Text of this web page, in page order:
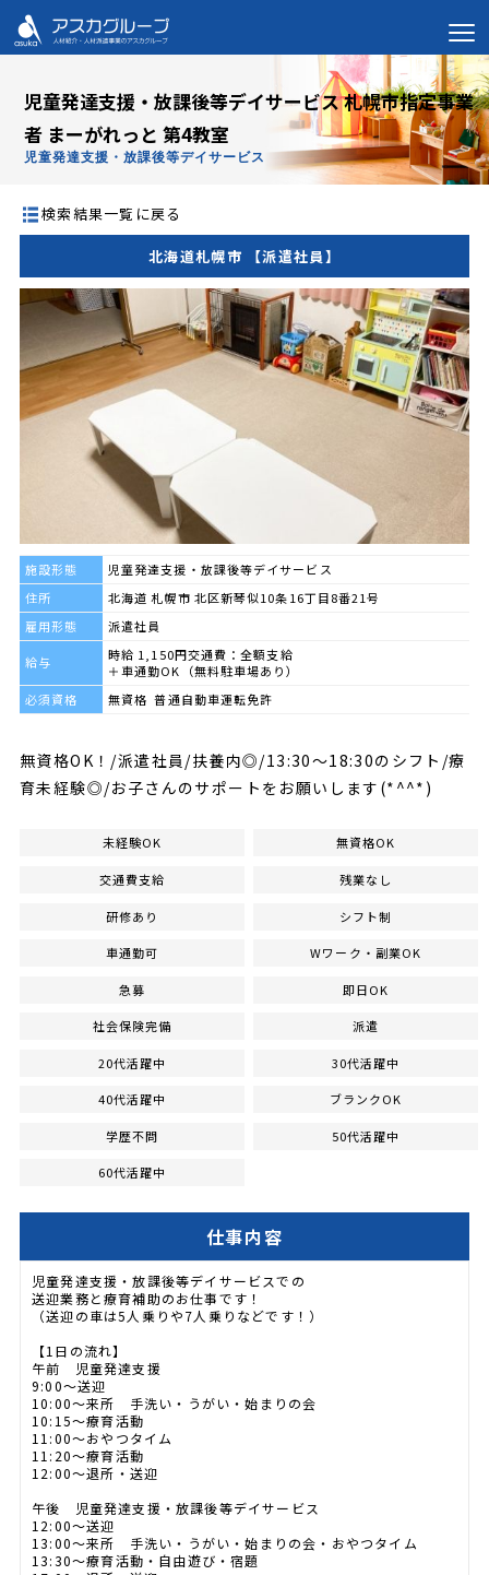
児童発達支援・放課後等デイサービス 札幌市指定事業
者 まーがれっと 第4教室
児童発達支援・放課後等デイサービス
検索結果一覧に戻る
北海道札幌市 【派遣社員】
施設形態
児童発達支援・放課後等デイサービス
住所
北海道 札幌市 北区新琴似10条16丁目8番21号
雇用形態
派遣社員
給与
時給 1,150円交通費：全額支給
＋車通勤OK（無料駐車場あり）
必須資格
無資格 普通自動車運転免許
無資格OK！/派遣社員/扶養内◎/13:30～18:30のシフト/療
育未経験◎/お子さんのサポートをお願いします(*^^*)
未経験OK 無資格OK
交通費支給 残業なし
研修あり シフト制
車通勤可 Wワーク・副業OK
急募 即日OK
社会保険完備 派遣
20代活躍中 30代活躍中
40代活躍中 ブランクOK
学歴不問 50代活躍中
60代活躍中
仕事内容
児童発達支援・放課後等デイサービスでの
送迎業務と療育補助のお仕事です！
（送迎の車は5人乗りや7人乗りなどです！）
【1日の流れ】
午前 児童発達支援
9:00～送迎
10:00～来所 手洗い・うがい・始まりの会
10:15～療育活動
11:00～おやつタイム
11:20～療育活動
12:00～退所・送迎
午後 児童発達支援・放課後等デイサービス
12:00～送迎
13:00～来所 手洗い・うがい・始まりの会・おやつタイム
13:30～療育活動・自由遊び・宿題